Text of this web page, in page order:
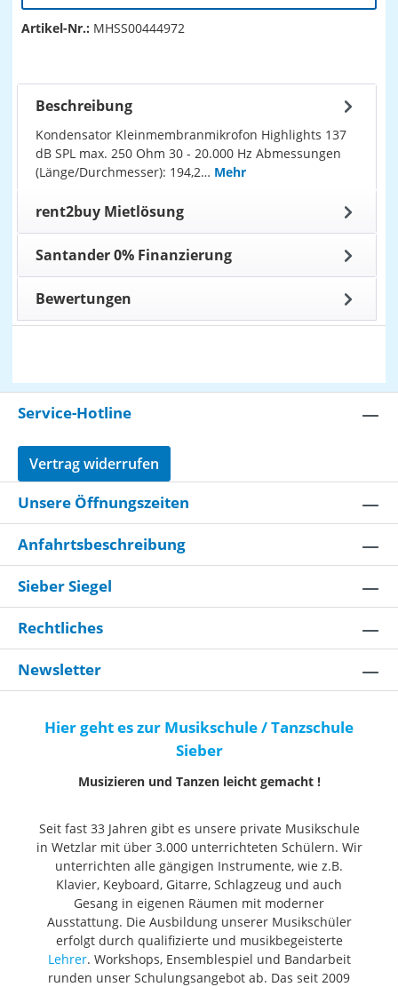
Artikel-Nr.: MHSS00444972
Beschreibung
Kondensator Kleinmembranmikrofon Highlights 137
dB SPL max. 250 Ohm 30 - 20.000 Hz Abmessungen
(Länge/Durchmesser): 194,2… Mehr
rent2buy Mietlösung
Santander 0% Finanzierung
Bewertungen
Service-Hotline
Vertrag widerrufen
Unsere Öffnungszeiten
Anfahrtsbeschreibung
Sieber Siegel
Rechtliches
Newsletter
Hier geht es zur Musikschule / Tanzschule
Sieber
Musizieren und Tanzen leicht gemacht !
Seit fast 33 Jahren gibt es unsere private Musikschule
in Wetzlar mit über 3.000 unterrichteten Schülern. Wir
unterrichten alle gängigen Instrumente, wie z.B.
Klavier, Keyboard, Gitarre, Schlagzeug und auch
Gesang in eigenen Räumen mit moderner
Ausstattung. Die Ausbildung unserer Musikschüler
erfolgt durch qualifizierte und musikbegeisterte
Lehrer. Workshops, Ensemblespiel und Bandarbeit
runden unser Schulungsangebot ab. Das seit 2009